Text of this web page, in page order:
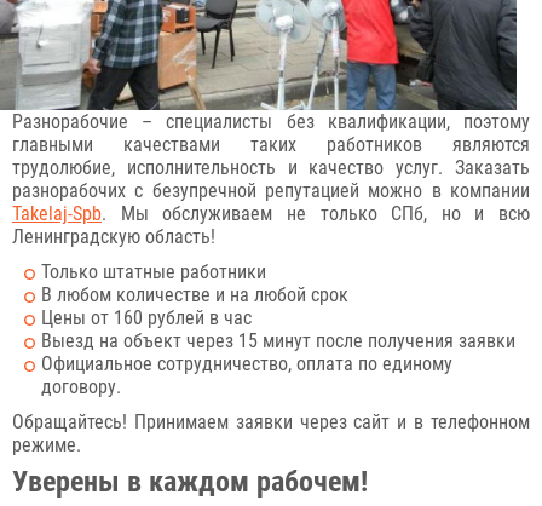
Разнорабочие – специалисты без квалификации, поэтому
главными качествами таких работников являются
трудолюбие, исполнительность и качество услуг. Заказать
разнорабочих с безупречной репутацией можно в компании
Takelaj-Spb. Мы обслуживаем не только СПб, но и всю
Ленинградскую область!
Только штатные работники
В любом количестве и на любой срок
Цены от 160 рублей в час
Выезд на объект через 15 минут после получения заявки
Официальное сотрудничество, оплата по единому
договору.
Обращайтесь! Принимаем заявки через сайт и в телефонном
режиме.
Уверены в каждом рабочем!